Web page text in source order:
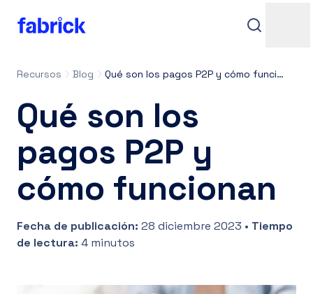
Soporte
Recursos Blog Qué son los pagos P2P y cómo funcionan
Qué son los
pagos P2P y
cómo funcionan
Fecha de publicación: 28 diciembre 2023 • Tiempo
de lectura: 4 minutos